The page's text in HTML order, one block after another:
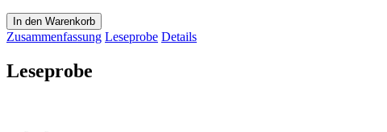
In den Warenkorb
Zusammenfassung Leseprobe Details
Leseprobe